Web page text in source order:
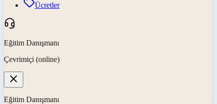
Ücretler
Eğitim Danışmanı
Çevrimiçi (online)
Eğitim Danışmanı